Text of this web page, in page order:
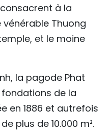
à la
Thuong
et le moine
la pagode Phat
de la
en 1886 et autrefois
plus de 10.000 m².